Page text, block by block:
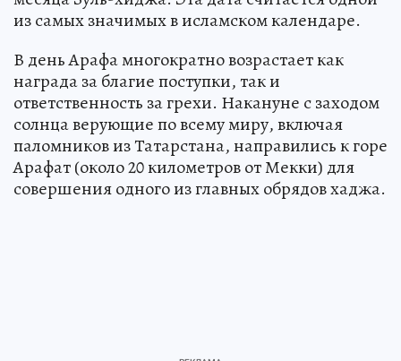
из самых значимых в исламском календаре.
В день Арафа многократно возрастает как
награда за благие поступки, так и
ответственность за грехи. Накануне с заходом
солнца верующие по всему миру, включая
паломников из Татарстана, направились к горе
Арафат (около 20 километров от Мекки) для
совершения одного из главных обрядов хаджа.